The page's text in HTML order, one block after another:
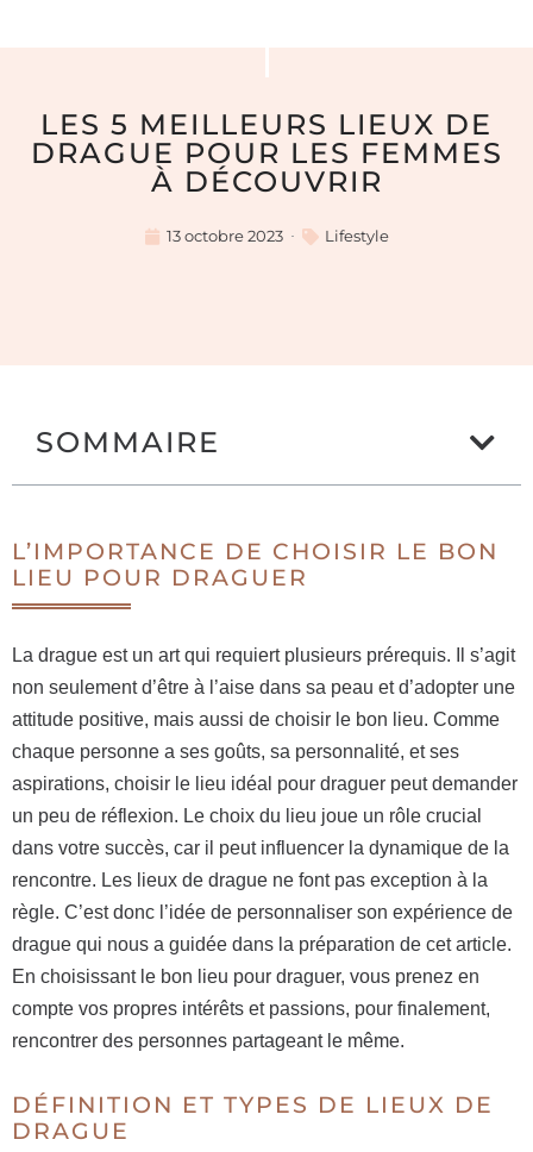
LES 5 MEILLEURS LIEUX DE
DRAGUE POUR LES FEMMES
À DÉCOUVRIR
13 octobre 2023 Lifestyle
SOMMAIRE
L’IMPORTANCE DE CHOISIR LE BON
LIEU POUR DRAGUER
La drague est un art qui requiert plusieurs prérequis. Il s’agit
non seulement d’être à l’aise dans sa peau et d’adopter une
attitude positive, mais aussi de choisir le bon lieu. Comme
chaque personne a ses goûts, sa personnalité, et ses
aspirations, choisir le lieu idéal pour draguer peut demander
un peu de réflexion. Le choix du lieu joue un rôle crucial
dans votre succès, car il peut influencer la dynamique de la
rencontre. Les lieux de drague ne font pas exception à la
règle. C’est donc l’idée de personnaliser son expérience de
drague qui nous a guidée dans la préparation de cet article.
En choisissant le bon lieu pour draguer, vous prenez en
compte vos propres intérêts et passions, pour finalement,
rencontrer des personnes partageant le même.
DÉFINITION ET TYPES DE LIEUX DE
DRAGUE